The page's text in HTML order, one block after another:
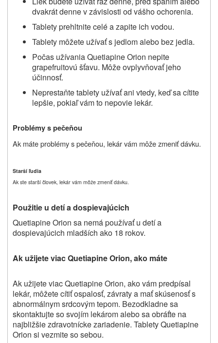
dvakrát denne v závislosti od vášho ochorenia.
Tablety prehltnite celé a zapite ich vodou.
Tablety môžete užívať s jedlom alebo bez jedla.
Počas užívaniaQuetiapine Orion nepite
grapefruitovú šťavu. Môže ovplyvňovať jeho
účinnosť.
Neprestaňte tablety užívať ani vtedy, keď sa cítite
lepšie, pokiaľ vám to nepovie lekár.
Problémy s pečeňou
Ak máte problémy s pečeňou, lekár vám môže zmeniť dávku.
Starší ľudia
Ak ste starší človek, lekár vám môže zmeniť dávku.
Použitie u detí a dospievajúcich
Quetiapine Orion sa nemá používať u detí a
dospievajúcich mladších ako 18 rokov.
Ak užijete viacQuetiapine Orion,ako máte
Ak užijete viacQuetiapine Orion, ako vám predpísal
lekár, môžete cítiť ospalosť, závraty a mať skúsenosť s
abnormálnym srdcovým tepom. Bezodkladne sa
skontaktujte so svojím lekárom alebo sa obráťte na
najbližšie zdravotnícke zariadenie. TabletyQuetiapine
Orion si vezmite so sebou.